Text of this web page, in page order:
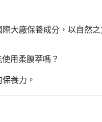
大廠保養成分，以自然
用柔膜萃嗎？
養力。